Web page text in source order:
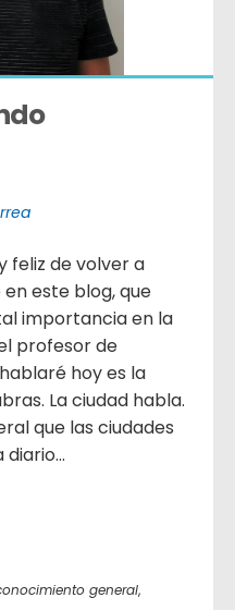
feliz de volver a
este blog, que
importancia en la
profesor de
hoy es la
La ciudad habla.
que las ciudades
general,